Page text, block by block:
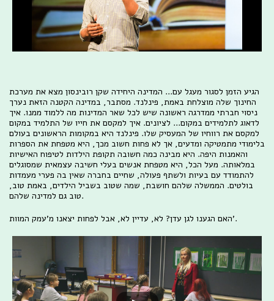
הגיע הזמן לסגור מעגל עם... המדינה היחידה שקן רובינסון מצא את מערכת
החינוך שלה מוצלחת באמת, פינלנד. מסתבר, במדינה הקטנה הזאת נערך
ניסוי חברתי ממדרגה ראשונה שיש לכל שאר המדינות מה ללמוד ממנו. איך
לדאוג לתלמידים במקום... לציונים. איך למקסם את חייו של התלמיד במקום
למקסם את רווחיו של המעסיק שלו. פינלנד היא במקומות הראשונים בעולם
בלימודי מתמטיקה ומדעים, אך לא פחות חשוב מכך, היא מטפחת את הספרות
והאמנות היפה. היא מבינה כמה חשובה תקופת הילדות לטיפוח האישיות
במלאותה. מעל הכל, היא מטפחת אנשים בעלי חשיבה עצמאית שמסוגלים
להתמודד עם בעיות ולשתף פעולה, שחיים בחברה שאין בה פערי מעמדות
בולטים. הממשלה שלהם חושבת, שמה שטוב בשביל הילדים, באמת טוב,
טוב גם למדינה שלהם.
האם הגענו לגן עדן? לא, עדיין לא, אבל לפחות יצאנו מ'עמק המוות'.